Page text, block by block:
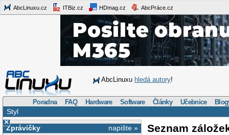
AbcLinuxu.cz ITBiz.cz HDmag.cz AbcPráce.cz
AbcLinuxu hledá autory!
Poradna FAQ Hardware Software Články Učebnice
Styl
×
napište »
Zprávičky
Seznam